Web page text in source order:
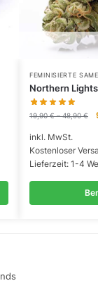
FEMINISIERTE
Northern
19,90€–48,90€
inkl. MwSt.
Kostenloser
Lieferzeit: 1-4